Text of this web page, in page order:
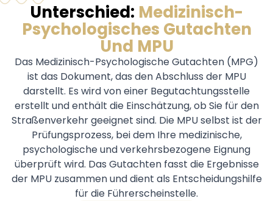
Unterschied: Medizinisch-
Psychologisches Gutachten
Und MPU
Das Medizinisch-Psychologische Gutachten (MPG)
ist das Dokument, das den Abschluss der MPU
darstellt. Es wird von einer Begutachtungsstelle
erstellt und enthält die Einschätzung, ob Sie für den
Straßenverkehr geeignet sind. Die MPU selbst ist der
Prüfungsprozess, bei dem Ihre medizinische,
psychologische und verkehrsbezogene Eignung
überprüft wird. Das Gutachten fasst die Ergebnisse
der MPU zusammen und dient als Entscheidungshilfe
für die Führerscheinstelle.